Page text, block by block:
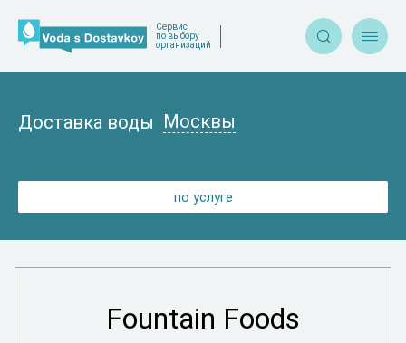
Сервис
по выбору
организаций
Доставка воды Москвы
 
по услуге
Fountain Foods